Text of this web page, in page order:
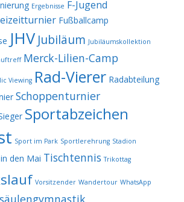
Ergebnisse F-Jugend
Fußballcamp
JHV Jubiläum Jubiläumskollektion
Merck-Lilien-Camp
Viewing Rad-Vierer Radabteilung
Schoppenturnier
Sportabzeichen
Sport im Park Sportlerehrung Stadion
den Mai Tischtennis Trikottag
Vorsitzender Wandertour WhatsApp